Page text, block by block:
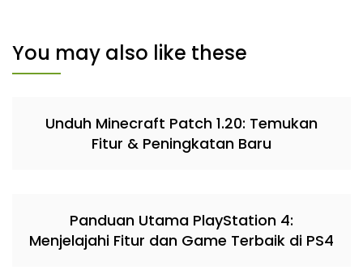
You may also like these
Unduh Minecraft Patch 1.20: Temukan
Fitur & Peningkatan Baru
Panduan Utama PlayStation 4:
Menjelajahi Fitur dan Game Terbaik di PS4